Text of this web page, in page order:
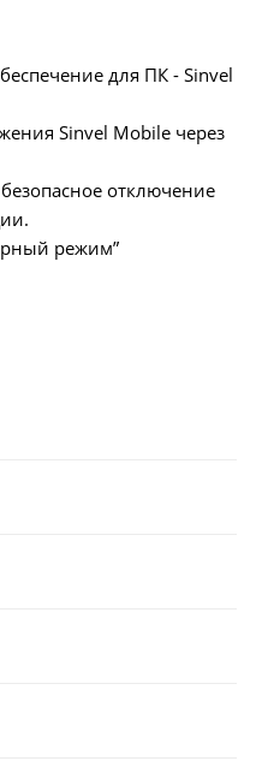
для ПК - Sinvel
Sinvel Mobile через
отключение
режим”